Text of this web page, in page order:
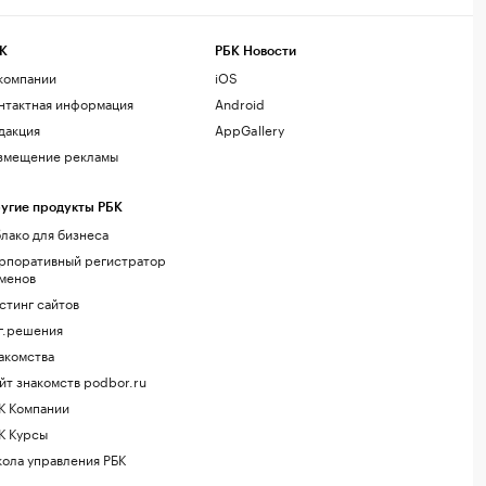
информация
рекламы
продукты РБК
для бизнеса
регистратор
сайтов
знакомств podbor.ru
Компании
Курсы
управления РБК
РБК Новости
iOS
Android
AppGallery